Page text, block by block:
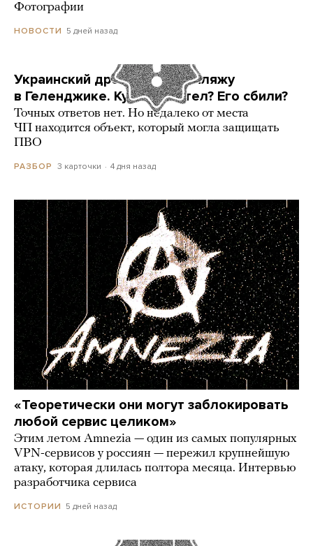
Фотографии
НОВОСТИ 5 дней назад
Украинский дрон попал по пляжу
в Геленджике. Куда он летел? Его сбили?
Точных ответов нет. Но недалеко от места
ЧП находится объект, который могла защищать
ПВО
РАЗБОР 3 карточки 4 дня назад
«Теоретически они могут заблокировать
любой сервис целиком»
Этим летом Amnezia — один из самых популярных
VPN-сервисов у россиян — пережил крупнейшую
атаку, которая длилась полтора месяца. Интервью
разработчика сервиса
ИСТОРИИ 5 дней назад